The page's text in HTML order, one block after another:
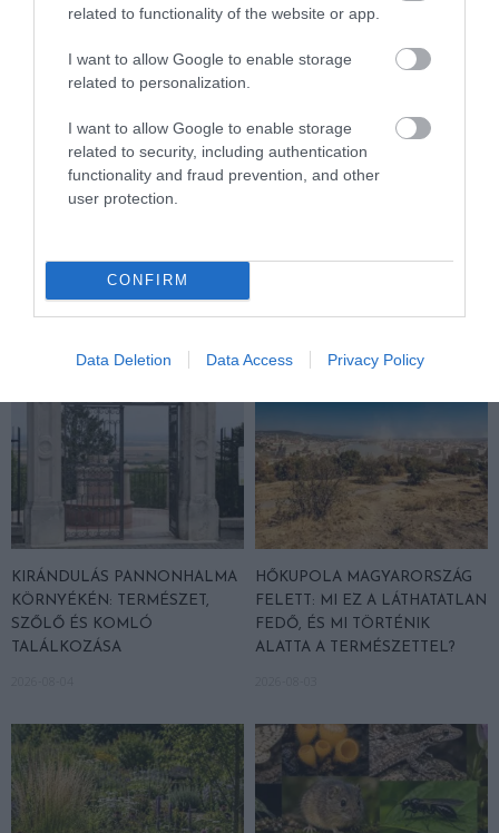
related to functionality of the website or app.
I want to allow Google to enable storage
related to personalization.
I want to allow Google to enable storage
related to security, including authentication
functionality and fraud prevention, and other
user protection.
CONFIRM
Data Deletion Data Access Privacy Policy
ELŐZŐ CIKK
MADRID STADIONJA ALATT EGY 4 SZINTES ÜVEGHÁZBAN
ÁPOLJÁK A FUTBALLPÁLYA TÖKÉLETES GYEPÉT
KÖVETKEZŐ CIKK
MÁR AZ ŰRBŐL IS LÁTHATÓ, HOGY NARANCSSÁRGÁRA
SZÍNEZŐDNEK ALASZKA FOLYÓI
HASONLÓ ÉRDEKESSÉGEK
KIRÁNDULÁS PANNONHALMA
KÖRNYÉKÉN: TERMÉSZET,
SZŐLŐ ÉS KOMLÓ
TALÁLKOZÁSA
HŐKUPOLA MAGYARORSZÁG
FELETT: MI EZ A LÁTHATATLAN
FEDŐ, ÉS MI TÖRTÉNIK
ALATTA A TERMÉSZETTEL?